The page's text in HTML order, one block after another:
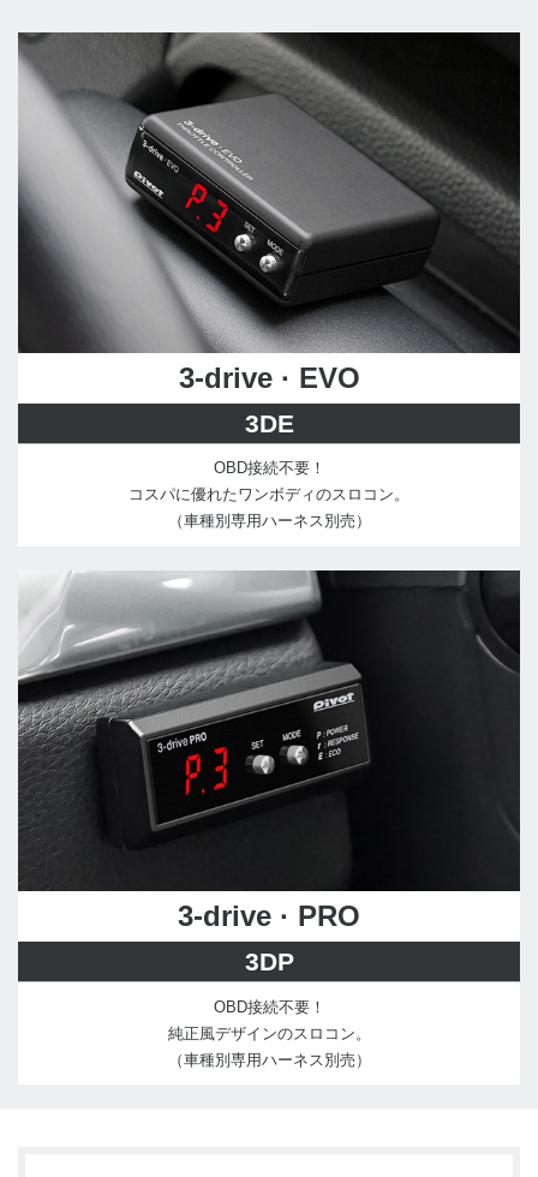
3-drive · EVO
3DE
OBD接続不要！
コスパに優れたワンボディのスロコン。
（車種別専用ハーネス別売）
3-drive · PRO
3DP
OBD接続不要！
純正風デザインのスロコン。
（車種別専用ハーネス別売）